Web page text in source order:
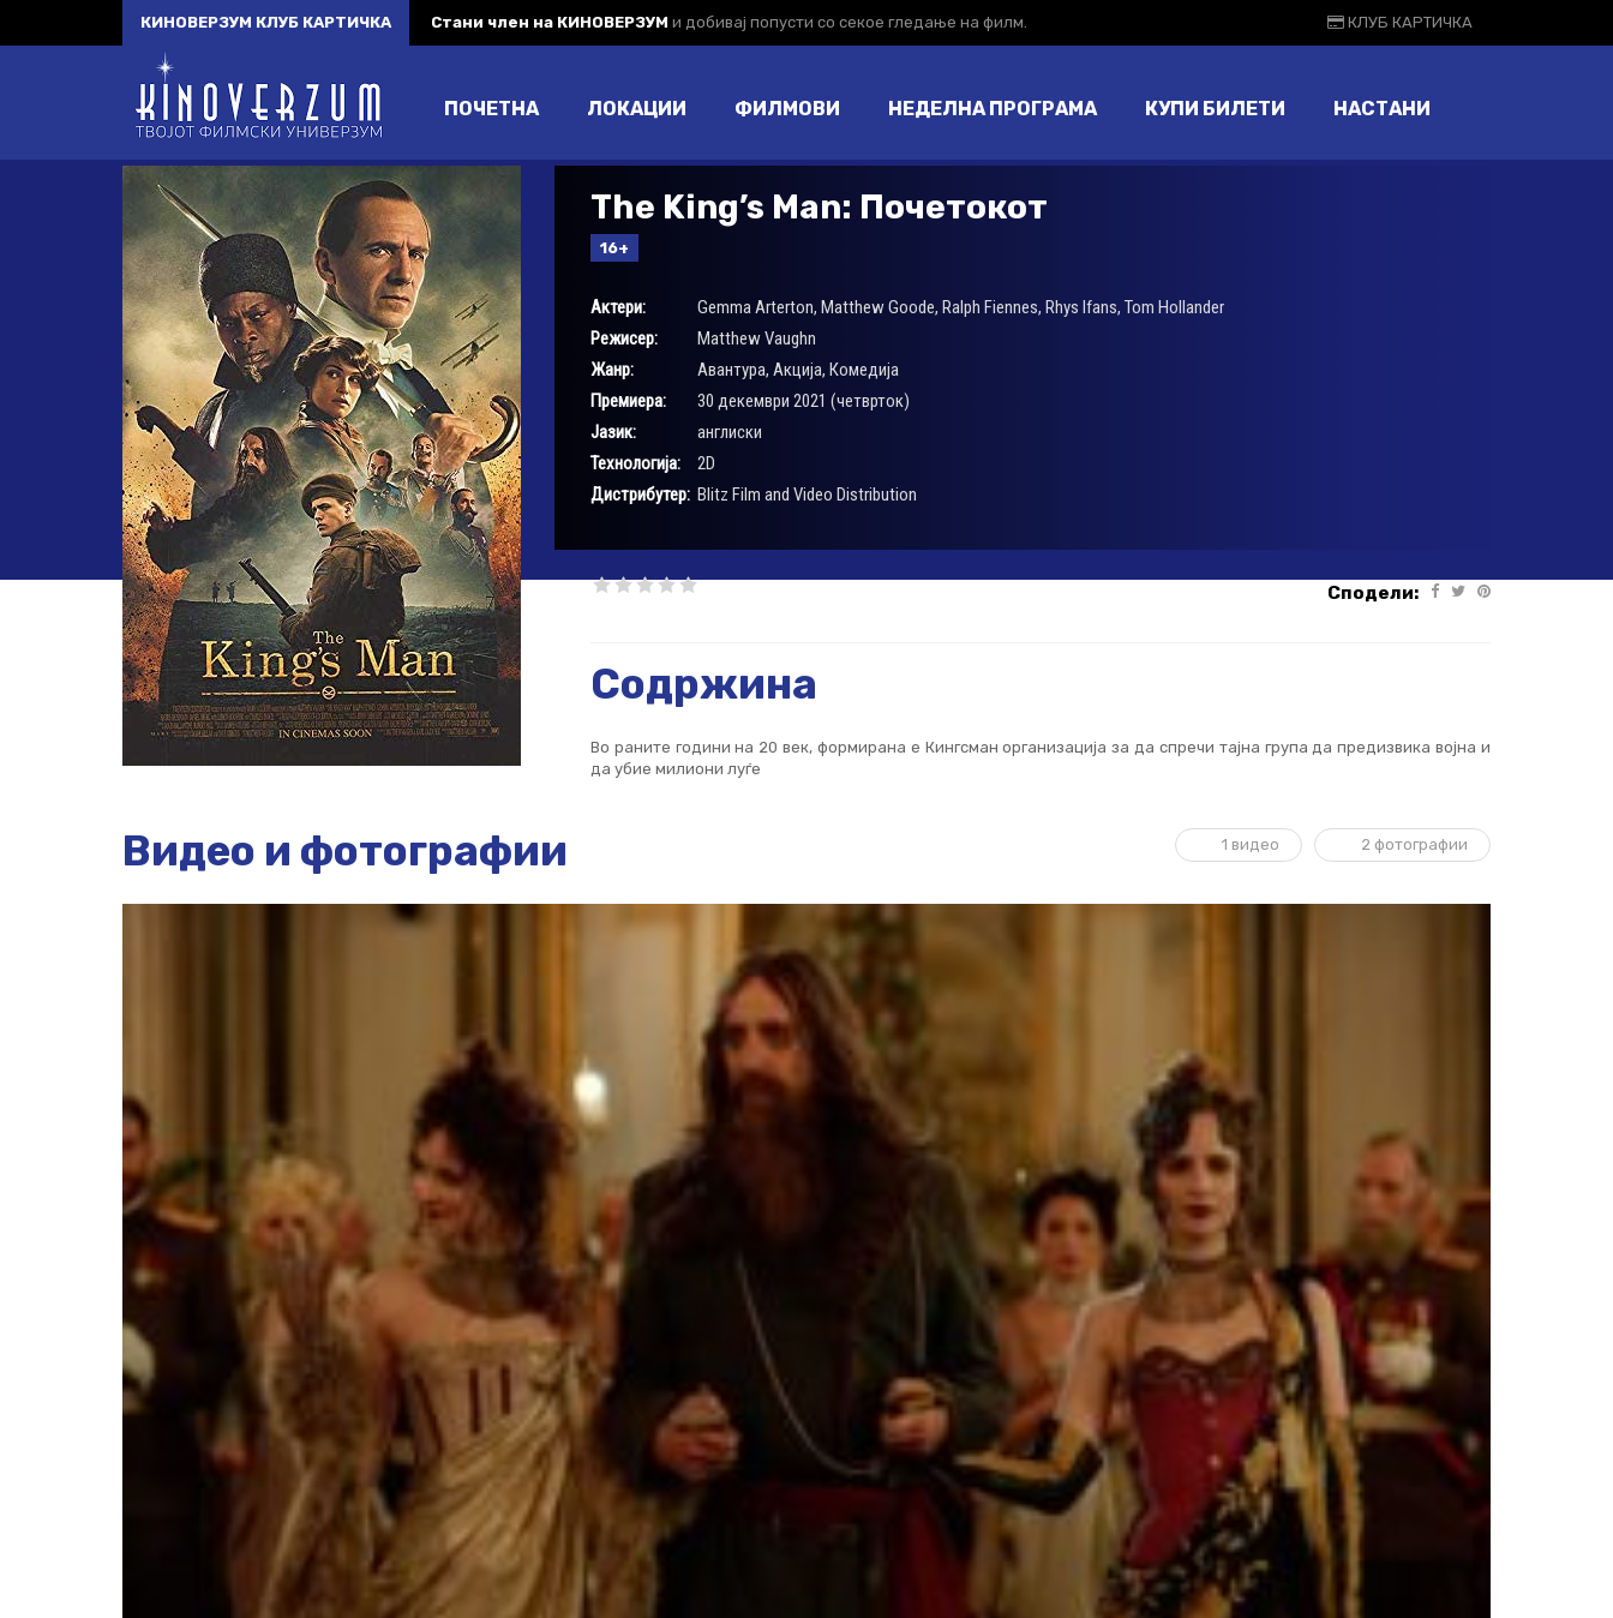
КИНОВЕРЗУМ КЛУБ КАРТИЧКА Стани член на КИНОВЕРЗУМ и добивај попусти со секое гледање на филм. КЛУБ КАРТИЧКА
ПОЧЕТНА ЛОКАЦИИ ФИЛМОВИ НЕДЕЛНА ПРОГРАМА КУПИ БИЛЕТИ НАСТАНИ
The King’s Man: Почетокот
16+
Актери: Gemma Arterton, Matthew Goode, Ralph Fiennes, Rhys Ifans, Tom Hollander
Режисер:
Matthew Vaughn
Жанр:
Авантура, Акција, Комедија
Премиера:
30 декември 2021 (четврток)
Јазик:
англиски
Технологија:
2D
Дистрибутер: Blitz Film and Video Distribution
Сподели:
Содржина
Во раните години на 20 век, формирана е Кингсман организација за да спречи тајна група да предизвика војна и
да убие милиони луѓе
Видео и фотографии 1 видео 2 фотографии